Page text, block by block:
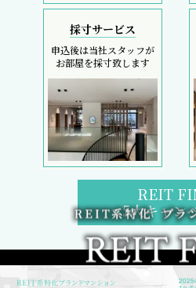
採寸サービス
申込後は当社スタッフが
お部屋を採寸致します
REIT
5大キャン